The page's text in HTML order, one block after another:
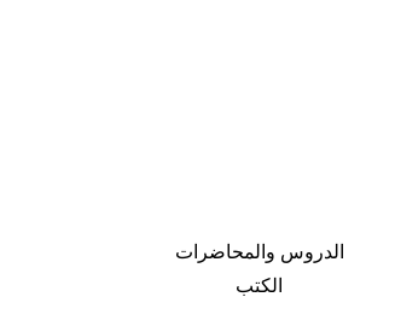
الدروس والمحاضرات
الكتب